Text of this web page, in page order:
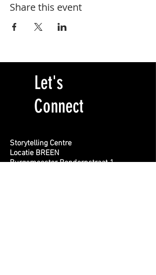
Share this event
Let's
Connect
Storytelling Centre
Locatie BREEN
Burgemeester Rendorpstraat 1